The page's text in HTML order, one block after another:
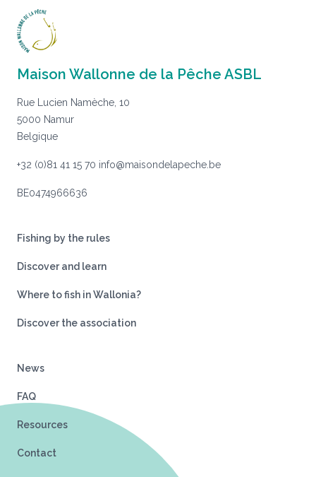
Maison Wallonne de la Pêche ASBL
Rue Lucien Namèche, 10
5000 Namur
Belgique
+32 (0)81 41 15 70 info@maisondelapeche.be
BE0474966636
Fishing by the rules
Discover and learn
Where to fish in Wallonia?
Discover the association
News
FAQ
Resources
Contact